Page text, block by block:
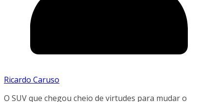
Ricardo Caruso
O SUV que chegou cheio de virtudes para mudar o